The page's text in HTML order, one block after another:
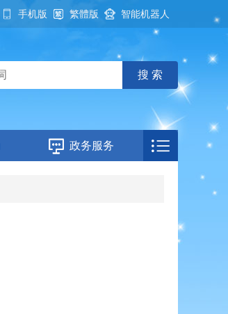
手机版 繁體版 智能机器人
政务服务